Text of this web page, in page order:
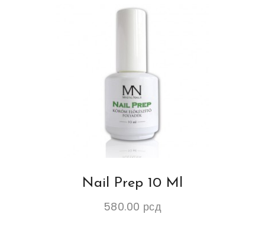
Nail Prep 10 Ml
580.00 рсд